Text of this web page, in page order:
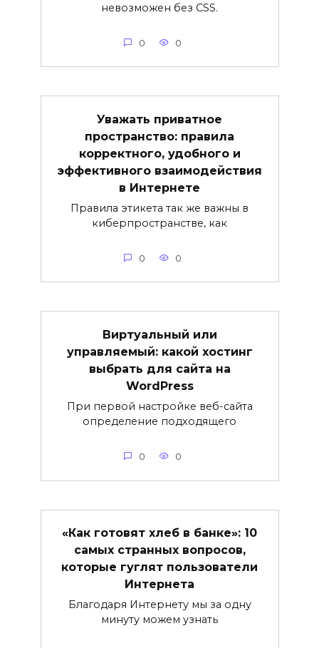
невозможен без CSS.
0 0
Уважать приватное
пространство: правила
корректного, удобного и
эффективного взаимодействия
в Интернете
Правила этикета так же важны в
киберпространстве, как
0 0
Виртуальный или
управляемый: какой хостинг
выбрать для сайта на
WordPress
При первой настройке веб-сайта
определение подходящего
0 0
«Как готовят хлеб в банке»: 10
самых странных вопросов,
которые гуглят пользователи
Интернета
Благодаря Интернету мы за одну
минуту можем узнать